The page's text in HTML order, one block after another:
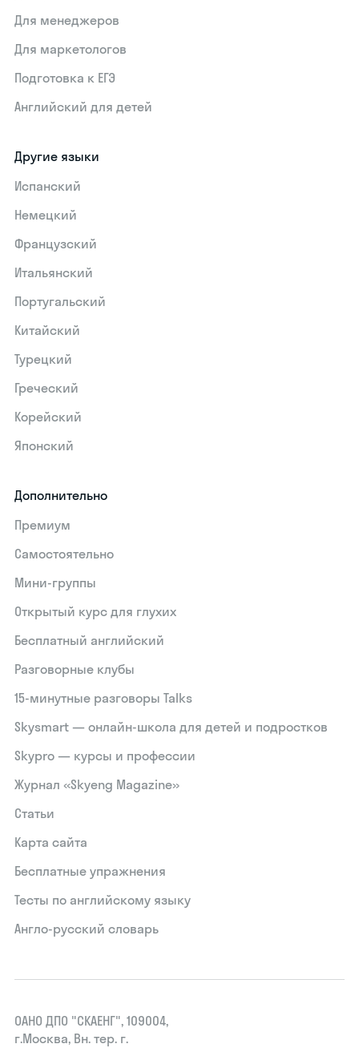
Для менеджеров
Для маркетологов
Подготовка к ЕГЭ
Английский для детей
Другие языки
Испанский
Немецкий
Французский
Итальянский
Португальский
Китайский
Турецкий
Греческий
Корейский
Японский
Дополнительно
Премиум
Самостоятельно
Мини-группы
Открытый курс для глухих
Бесплатный английский
Разговорные клубы
15‑минутные разговоры Talks
Skysmart — онлайн-школа для детей и подростков
Skypro — курсы и профессии
Журнал «Skyeng Magazine»
Статьи
Карта сайта
Бесплатные упражнения
Тесты по английскому языку
Англо-русский словарь
ОАНО ДПО "СКАЕНГ", 109004,
г.Москва, Вн. тер. г.